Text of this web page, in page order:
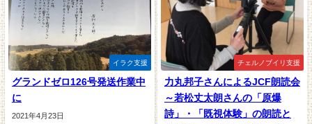
イラク支援
グランドゼロ126号発送作業中
に
2021年4月23日
チェルノブイリ支援
力丸邦子さんによるJCF朗読会
～若松丈太朗さんの「原爆
詩」・「既視体験」の朗読と